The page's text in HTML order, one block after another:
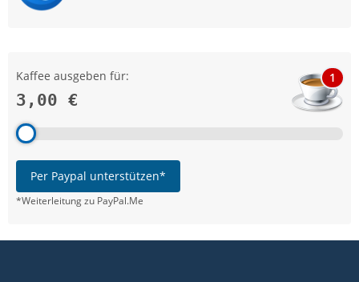
Kaffee ausgeben für:
3,00 €
1
Per Paypal unterstützen*
*Weiterleitung zu PayPal.Me